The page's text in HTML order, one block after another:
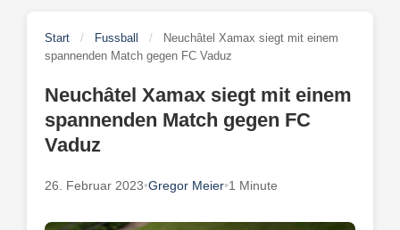
Start / Fussball /
Neuchâtel Xamax siegt mit einem
spannenden Match gegen FC Vaduz
Neuchâtel Xamax siegt mit einem
spannenden Match gegen FC
Vaduz
26. Februar 2023•Gregor Meier•1 Minute